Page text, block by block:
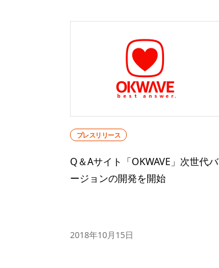
プレスリリース
Q＆Aサイト「OKWAVE」次世代バ
ージョンの開発を開始
2018年10月15日